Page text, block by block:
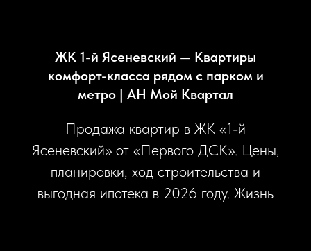
ЖК 1-й Ясеневский — Квартиры
комфорт-класса рядом с парком и
метро | АН Мой Квартал
Продажа квартир в ЖК «1-й
Ясеневский» от «Первого ДСК». Цены,
планировки, ход строительства и
выгодная ипотека в 2026 году. Жизнь